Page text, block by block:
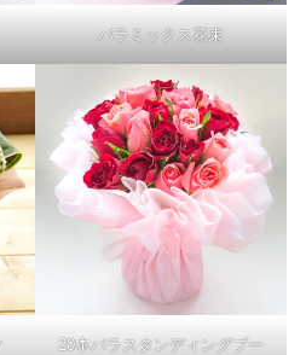
バラミックス花束
20本バラスタンディングブー